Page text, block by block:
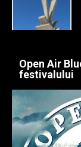
Open Air
festivalului